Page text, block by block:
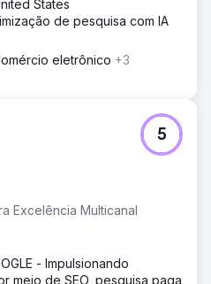
States
de pesquisa com IA
eletrônico +3
Excelência Multicanal
5
- Impulsionando
meio de SEO, pesquisa paga